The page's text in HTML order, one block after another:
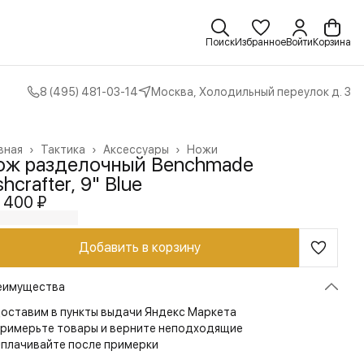
ПоискИзбранноеВойти Корзина
8 (495) 481-03-14 Москва, Холодильный переулок д. 3
Ножи
Аксессуары ›
Тактика ›
›
разделочный Benchmade
9" Blue
400 ₽
Добавить в корзину
в пункты выдачи Яндекс Маркета
товары и верните неподходящие
после примерки